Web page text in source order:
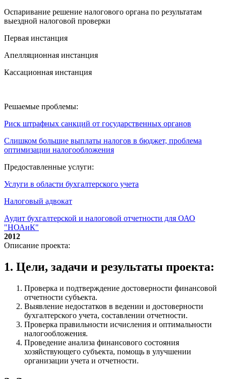
Оспаривание решение налогового органа по результатам
выездной налоговой проверки
Первая инстанция
Апелляционная инстанция
Кассационная инстанция
Решаемые проблемы:
Риск штрафных санкций от государственных органов
Слишком большие выплаты налогов в бюджет, проблема
оптимизации налогообложения
Предоставленные услуги:
Услуги в области бухгалтерского учета
Налоговый адвокат
Аудит бухгалтерской и налоговой отчетности для ОАО
"НОАиК"
2012
Описание проекта:
1. Цели, задачи и результаты проекта:
Проверка и подтверждение достоверности финансовой
отчетности субъекта.
Выявление недостатков в ведении и достоверности
бухгалтерского учета, составлении отчетности.
Проверка правильности исчисления и оптимальности
налогообложения.
Проведение анализа финансового состояния
хозяйствующего субъекта, помощь в улучшении
организации учета и отчетности.